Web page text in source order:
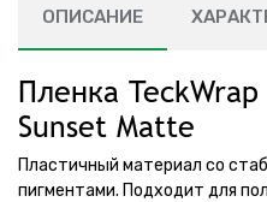
ОПИСАНИЕ
Пленка TeckWrap
Sunset Matte
Пластичный материал со
пигментами. Подходит для